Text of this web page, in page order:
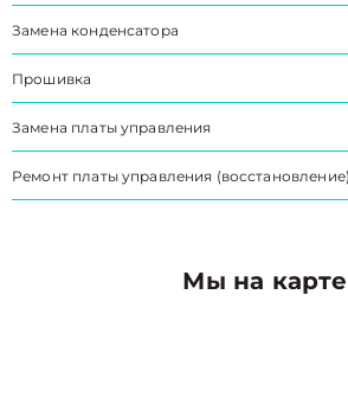
Замена конденсатора
Прошивка
Замена платы управления
Ремонт платы управления (восстановление)
Мы на карте